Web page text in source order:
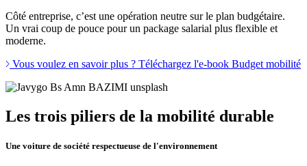
Côté entreprise, c’est une opération neutre sur le plan budgétaire.
Un vrai coup de pouce pour un package salarial plus flexible et
moderne.
Vous voulez en savoir plus ? Téléchargez l'e-book Budget mobilité
Les trois piliers de la mobilité durable
Une voiture de société respectueuse de l'environnement